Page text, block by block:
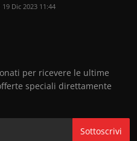
19 Dic 2023 11:44
per ricevere le ultime
speciali direttamente
Sottoscrivi